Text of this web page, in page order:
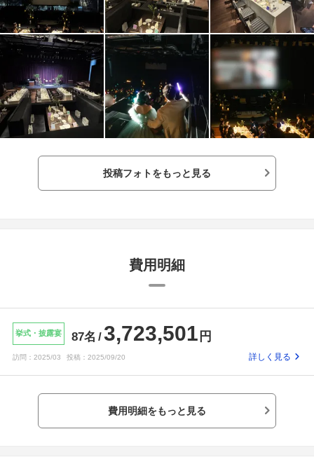
りにはいろいろな
れるのでゲストも
さん明るくて優
です！見積書から
に最初に色々要望
してもらえまし
込みしましたが
り大きいものと
からなかったはず
露宴会場なので、
掛けの席がいく
らずに済んだ点
にしてもらえまし
いので気になった
投稿フォトをもっと見る
費用明細
挙式・披露宴 87名 3,723,501 円
訪問： 2025/03 投稿： 2025/09/20 詳しく見る
費用明細をもっと見る